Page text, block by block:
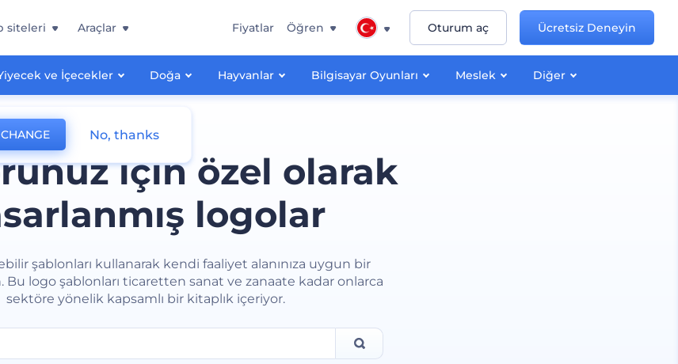
ve İçecekler Doğa Hayvanlar Bilgisayar Oyunları Meslek Diğer
siteleri Araçlar Fiyatlar Öğren Oturum aç Ücretsiz Deneyin
için özel olarak
logolar
şablonları kullanarak kendi faaliyet alanınıza uygun bir
Bu logo şablonları ticaretten sanat ve zanaate kadar onlarca
sektöre yönelik kapsamlı bir kitaplık içeriyor.
CHANGE No, thanks